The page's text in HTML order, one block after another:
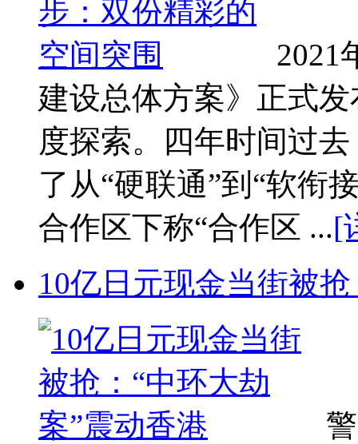
2021
建设总体方案》正式
度探索。四年时间过
了从“硬联通”到“软衔
合作区下称“合作区 ...[
10亿日元现金当街被